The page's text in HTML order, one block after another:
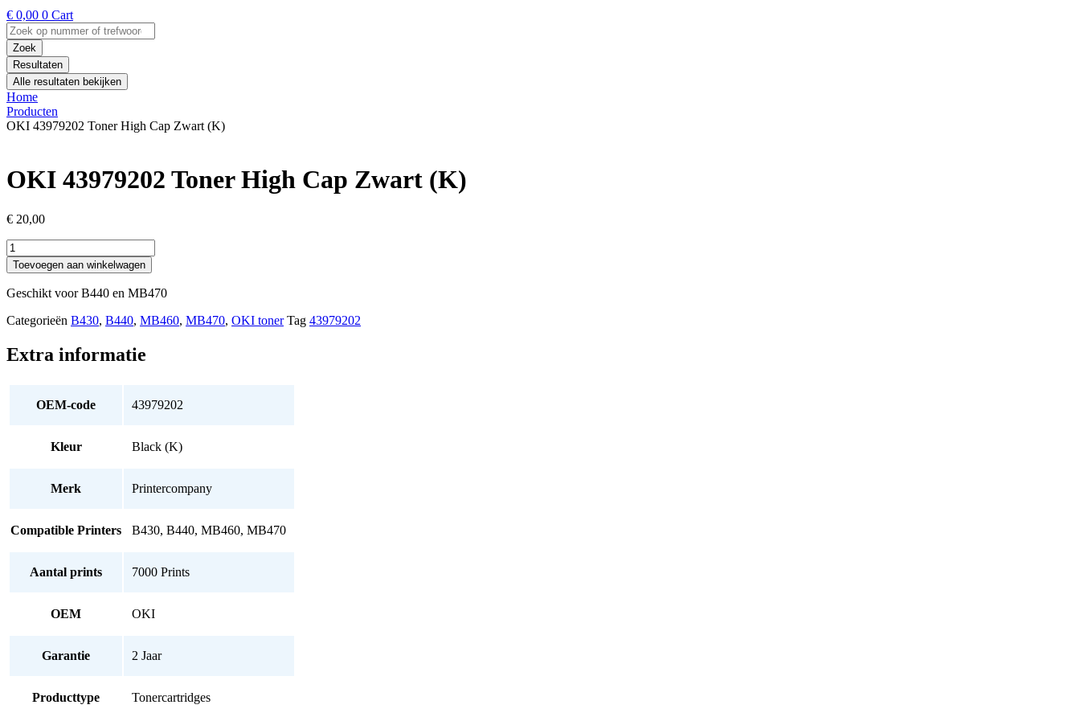
€ 0,00 0 Cart
Search
...Zoek
Resultaten
Alle resultaten bekijken
Home
Producten
OKI 43979202 Toner High Cap Zwart (K)
OKI 43979202 Toner High Cap Zwart (K)
€ 20,00
OKI
43979202
Toner
High
Zwart
aantal
Toevoegen aan winkelwagen
Geschikt voor B440 en MB470
Categorieën B430, B440, MB460, MB470, OKI toner Tag 43979202
Extra informatie
OEM-code 43979202
Kleur Black (K)
Merk Printercompany
Compatible Printers B430, B440, MB460, MB470
Aantal prints 7000 Prints
OEM OKI
Garantie 2 Jaar
Producttype Tonercartridges